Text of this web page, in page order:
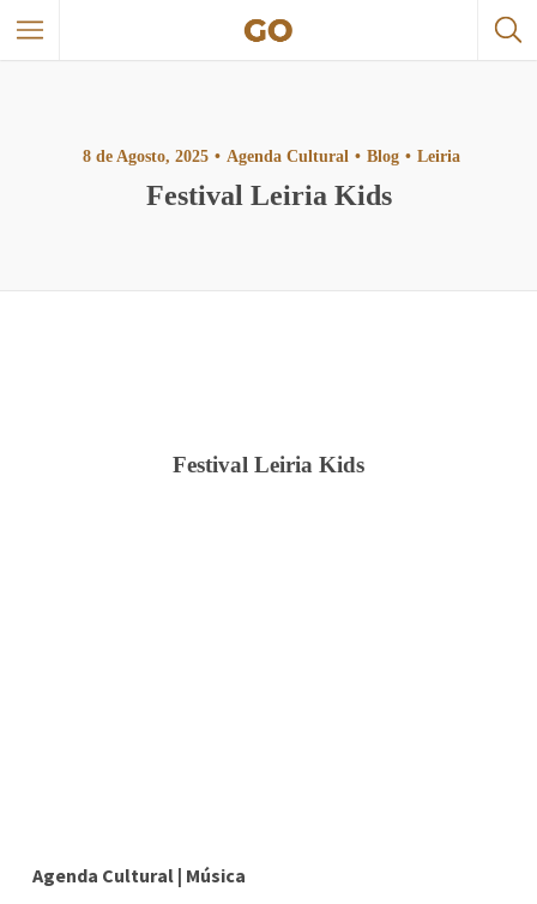
8 de Agosto, 2025 Agenda Cultural Blog Leiria
Festival Leiria Kids
Festival Leiria Kids
Agenda Cultural | Música